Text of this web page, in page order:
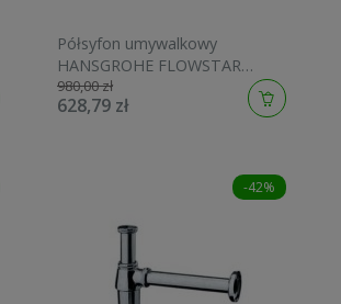
Półsyfon umywalkowy
HANSGROHE FLOWSTAR
chrom 52100000
980,00 zł
628,79 zł
-42%